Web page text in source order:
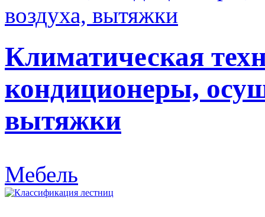
Климатическая
кондиционеры,
вытяжки
Мебель